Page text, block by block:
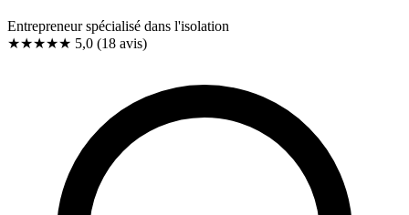
Entrepreneur spécialisé dans l'isolation
★★★★★ 5,0 (18 avis)